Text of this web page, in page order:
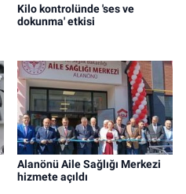
Kilo kontrolünde 'ses ve
dokunma' etkisi
Alanönü Aile Sağlığı Merkezi
hizmete açıldı